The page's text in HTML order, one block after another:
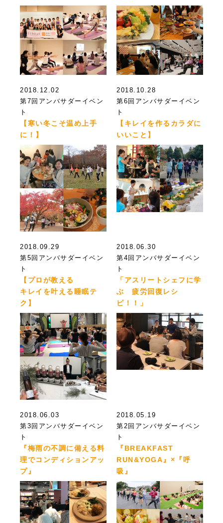
2018.12.02
第7回アンバサダーイベン
ト
【寒い冬こそ温め上手
に！】
2018.10.28
第6回アンバサダーイベン
ト
【キレイを作るカラダに
いいこと】
2018.09.29
第5回アンバサダーイベン
ト
【プロが教える
キレイを叶える睡眠テ
ク】
2018.06.30
第4回アンバサダーイベン
ト
「アスリートシェフに学
ぶ 疲労回復レシ
ピ！！」
2018.06.03
第3回アンバサダーイベン
ト
『梅雨の不調に備える料
理でコンディションアッ
プ』
2018.05.19
第2回アンバサダーイベン
ト
『BREAKFAST
RUN&YOGA』×『呼
吸』